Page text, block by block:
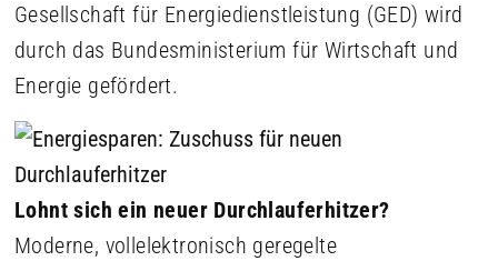
Gesellschaft für Energiedienstleistung (GED) wird
durch das Bundesministerium für Wirtschaft und
Energie gefördert.
Lohnt sich ein neuer Durchlauferhitzer?
Moderne, vollelektronisch geregelte